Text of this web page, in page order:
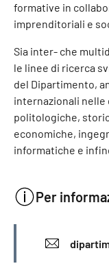
formative in
imprenditoriali e
Sia inter- che
le linee di ricerca
del Dipartimento,
internazionali nelle
politologiche,
economiche,
informatiche e
Per